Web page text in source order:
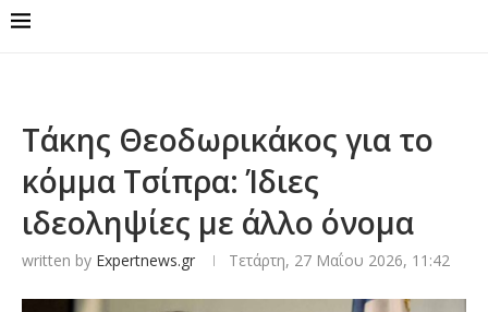
Τάκης Θεοδωρικάκος για το
κόμμα Τσίπρα: Ίδιες
ιδεοληψίες με άλλο όνομα
written by Expertnews.gr Τετάρτη, 27 Μαΐου 2026, 11:42